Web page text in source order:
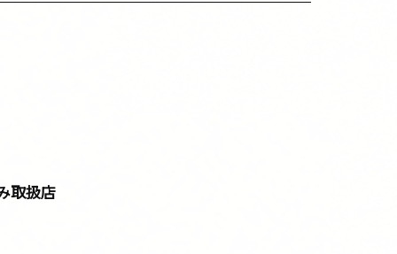
取扱店